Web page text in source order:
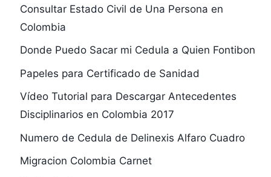
Consultar Estado Civil de Una Persona en
Colombia
Donde Puedo Sacar mi Cedula a Quien Fontibon
Papeles para Certificado de Sanidad
Vídeo Tutorial para Descargar Antecedentes
Disciplinarios en Colombia 2017
Numero de Cedula de Delinexis Alfaro Cuadro
Migracion Colombia Carnet